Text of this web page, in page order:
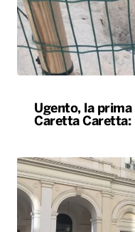
Ugento, la prima
Caretta Caretta: